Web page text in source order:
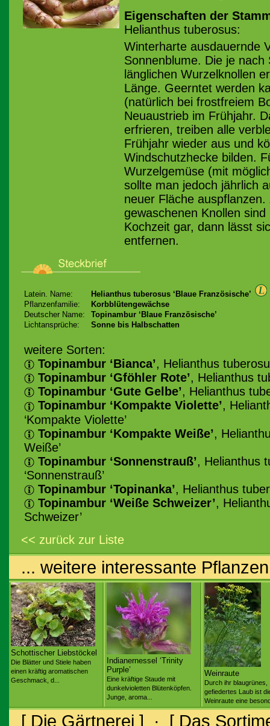
Eigenschaften der
Helianthus tuberosus:
Winterharte ausdauernde
Sonnenblume. Die je nach
länglichen Wurzelknollen
Länge. Geerntet werden
(natürlich bei frostfreiem
Neuaustrieb im Frühjahr.
erfrieren, treiben alle
Frühjahr wieder aus und
Windschutzhecke bilden.
Wurzelgemüse (mit
sollte man jedoch jährlich
neuer Fläche
gewaschenen Knollen
Kochzeit gar, dann lässt
entfernen.
Latein. Name:
Helianthus tuberosus ‘Blaue Französische’
Pflanzenfamilie:
Korbblütengewächse
Deutscher Name:
Topinambur ‘Blaue Französische’
Lichtansprüche:
Sonne bis Halbschatten
weitere Sorten:
Topinambur ‘Bianca’, Helianthus
Topinambur ‘Gföhler Rote’, Helianthus
Topinambur ‘Gute Gelbe’, Helianthus
Topinambur ‘Kompakte Violette’,
‘Kompakte Violette’
Topinambur ‘Kompakte Weiße’,
Weiße’
Topinambur ‘Sonnenstrauß’, Helianthus
‘Sonnenstrauß’
Topinambur ‘Topinanka’, Helianthus
Topinambur ‘Weiße Schweizer’,
Schweizer’
<< zurück zur Liste
... weitere interessante Pflanzen
Schottischer Liebstöckel
Die Blätter und Stiele haben
einen kräftig aromatischen
Geschmack, d...
Indianernessel ‘Trinity
Purple’
Eine kräftige Staude mit
dunkelvioletten Blütenköpfen.
Junge, aroma...
Weinraute
Durch ihr blaugrünes,
gefiedertes Laub ist
Weinraute eine
[ Die Gärtnerei ] · [ Das